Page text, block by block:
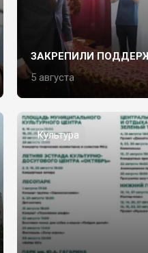
ЗАКРЕПИЛИ
5 августа
Культура